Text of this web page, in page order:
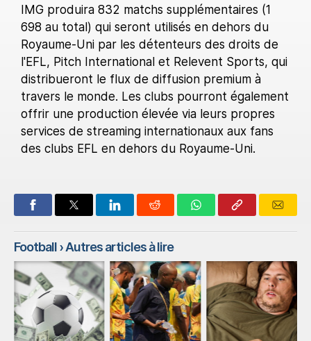
IMG produira 832 matchs supplémentaires (1
698 au total) qui seront utilisés en dehors du
Royaume-Uni par les détenteurs des droits de
l'EFL, Pitch International et Relevent Sports, qui
distribueront le flux de diffusion premium à
travers le monde. Les clubs pourront également
offrir une production élevée via leurs propres
services de streaming internationaux aux fans
des clubs EFL en dehors du Royaume-Uni.
Football› Autres articles à lire